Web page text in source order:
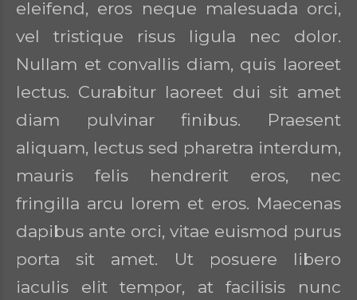
eleifend, eros neque malesuada orci,
vel tristique risus ligula nec dolor.
Nullam et convallis diam, quis laoreet
lectus. Curabitur laoreet dui sit amet
diam pulvinar finibus. Praesent
aliquam, lectus sed pharetra interdum,
mauris felis hendrerit eros, nec
fringilla arcu lorem et eros. Maecenas
dapibus ante orci, vitae euismod purus
porta sit amet. Ut posuere libero
iaculis elit tempor, at facilisis nunc